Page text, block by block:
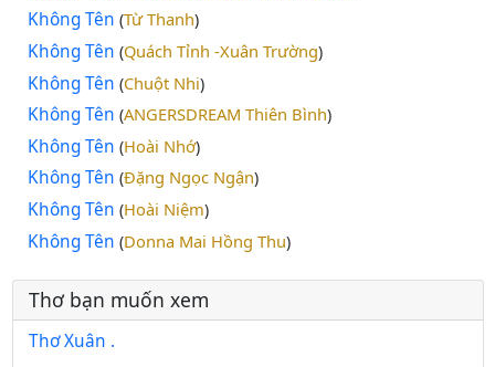
Không Tên (Từ Thanh)
Không Tên (Quách Tỉnh -Xuân Trường)
Không Tên (Chuột Nhi)
Không Tên (ANGERSDREAM Thiên Bình)
Không Tên (Hoài Nhớ)
Không Tên (Đặng Ngọc Ngận)
Không Tên (Hoài Niệm)
Không Tên (Donna Mai Hồng Thu)
Thơ bạn muốn xem
Thơ Xuân .